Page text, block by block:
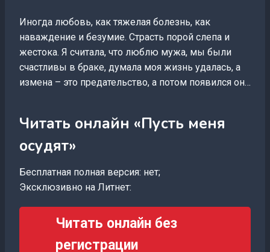
Иногда любовь, как тяжелая болезнь, как
наваждение и безумие. Страсть порой слепа и
жестока. Я считала, что люблю мужа, мы были
счастливы в браке, думала моя жизнь удалась, а
измена – это предательство, а потом появился он…
Читать онлайн «Пусть меня
осудят»
Бесплатная полная версия: нет;
Эксклюзивно на Литнет:
Читать онлайн без
регистрации